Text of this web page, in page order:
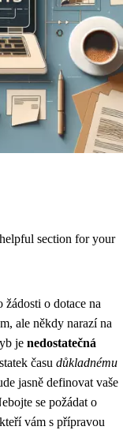
section for your
žádosti o dotace na
ale někdy narazí na
je nedostatečná
času důkladnému
jasně definovat vaše
se požádat o
vám s přípravou